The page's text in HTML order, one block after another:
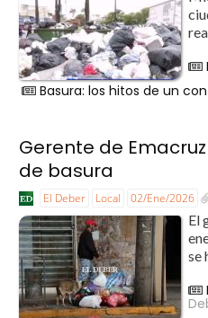
Basura: los hitos de un
Gerente de
de basura
El Deber Local 02/Ene/2026
El
se